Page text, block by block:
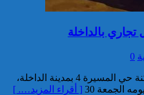
تجاري بالداخلة
0
المذكرة السياحية استفاقت ساكنة حي المسيرة 4 بمدينة الداخلة،
الجمعة 30
[ أقراء المزيد…. ]